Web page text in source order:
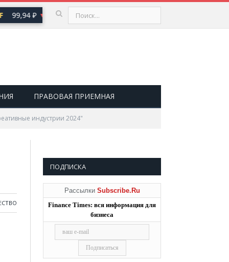
99,94 ₽ ▼ 0,20 USD 80,93 ₽
ПРАВОВАЯ ПРИЕМНАЯ
индустрии 2024"
ПОДПИСКА
Рассылки Subscribe.Ru
Finance Times: вся информация для
бизнеса